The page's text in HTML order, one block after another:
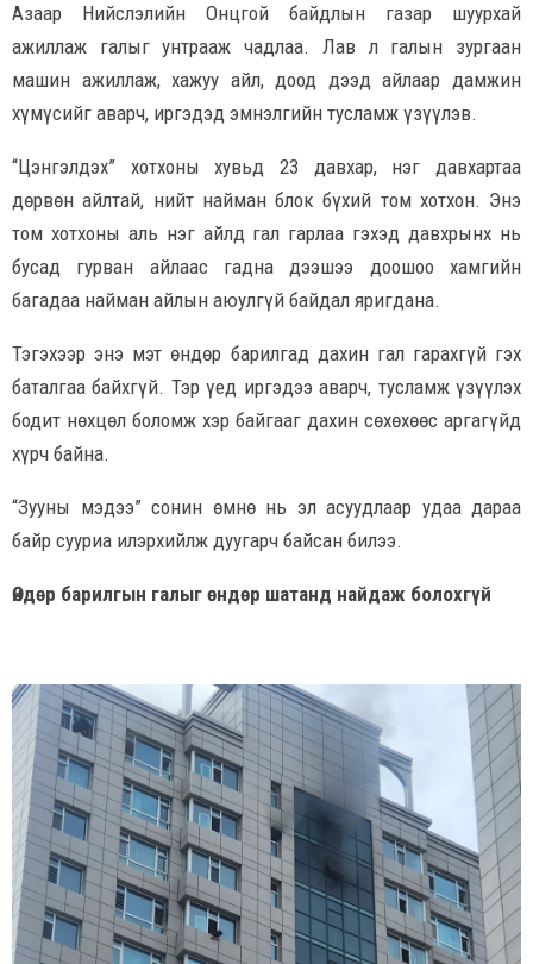
Азаар Нийслэлийн Онцгой байдлын газар шуурхай
ажиллаж галыг унтрааж чадлаа. Лав л галын зургаан
машин ажиллаж, хажуу айл, доод дээд айлаар дамжин
хүмүсийг аварч, иргэдэд эмнэлгийн тусламж үзүүлэв.
“Цэнгэлдэх” хотхоны хувьд 23 давхар, нэг давхартаа
дөрвөн айлтай, нийт найман блок бүхий том хотхон. Энэ
том хотхоны аль нэг айлд гал гарлаа гэхэд давхрынх нь
бусад гурван айлаас гадна дээшээ доошоо хамгийн
багадаа найман айлын аюулгүй байдал яригдана.
Тэгэхээр энэ мэт өндөр барилгад дахин гал гарахгүй гэх
баталгаа байхгүй. Тэр үед иргэдээ аварч, тусламж үзүүлэх
бодит нөхцөл боломж хэр байгааг дахин сөхөхөөс аргагүйд
хүрч байна.
“Зууны мэдээ” сонин өмнө нь эл асуудлаар удаа дараа
байр сууриа илэрхийлж дуугарч байсан билээ.
Өндөр барилгын галыг өндөр шатанд найдаж болохгүй